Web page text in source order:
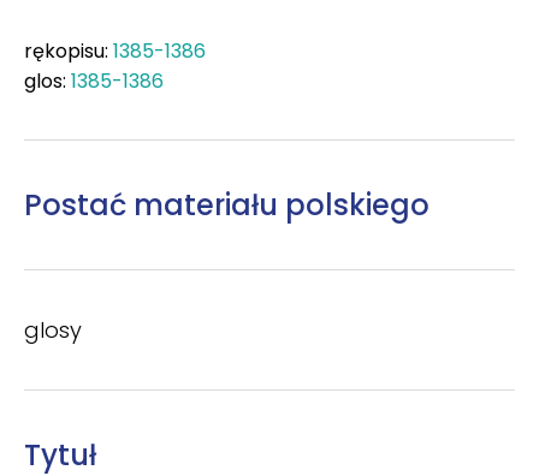
rękopisu: 1385-1386
glos: 1385-1386
Postać materiału polskiego
glosy
Tytuł